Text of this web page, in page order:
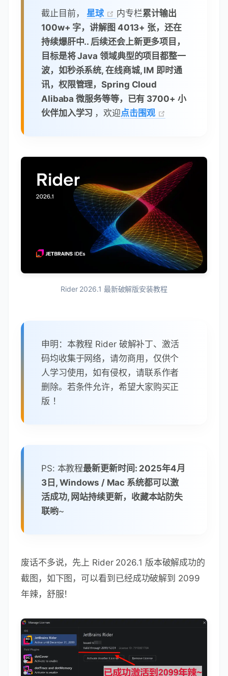
截止目前， 星球 内专栏累计输出
100w+ 字，讲解图 4013+ 张，还在
持续爆肝中.. 后续还会上新更多项目，
目标是将 Java 领域典型的项目都整一
波，如秒杀系统, 在线商城, IM 即时通
讯，权限管理，Spring Cloud
Alibaba 微服务等等，已有 3700+ 小
伙伴加入学习 ，欢迎点击围观
Rider 2026.1 最新破解版安装教程
申明：本教程 Rider 破解补丁、激活
码均收集于网络，请勿商用，仅供个
人学习使用，如有侵权，请联系作者
删除。若条件允许，希望大家购买正
版 ！
PS: 本教程最新更新时间: 2025年4月
3日, Windows / Mac 系统都可以激
活成功, 网站持续更新，收藏本站防失
联哟~
废话不多说，先上 Rider 2026.1 版本破解成功的
截图，如下图，可以看到已经成功破解到 2099
年辣，舒服！